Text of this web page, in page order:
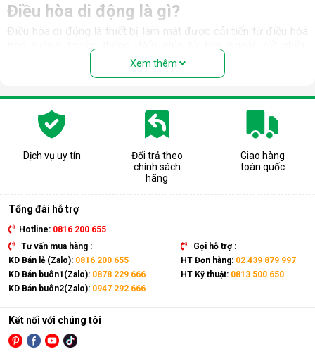
Điều hòa di động là gì?
Điều hòa di động là thiết bị làm mát được cải tiến từ điều hòa
người nhầm tưởng rằng thiết bị này là quạt hơi nước. Nhưng
thực chất, đây là một chiếc điều hòa “chính hiệu” với đầy đủ
gas, bảng điều khiển,... giống như một chiếc điều hòa thông
thường.
Có thể coi điều hòa di động là phiên bản thu nhỏ của điều hòa
tủ đứng nhưng với thiết kế cục nóng và cục lạnh trên cùng 1
thiết bị. Sản phẩm có kích thước gọn nhẹ, kết hợp cùng bánh
xe và tay cầm nên có thể dễ dàng di chuyển tới mọi vị trí trong
Xem thêm
Dịch vụ uy tín
Đổi trả theo
chính sách
hãng
Giao hàng
toàn quốc
Tổng đài hỗ trợ
Hotline: 0816 200 655
Tư vấn mua hàng :
KD Bán lẻ (Zalo): 0816 200 655
KD Bán buôn1(Zalo): 0878 229 666
KD Bán buôn2(Zalo): 0947 292 666
Gọi hỗ trợ :
HT Đơn hàng: 02 439 879 997
HT Kỹ thuật: 0813 500 650
Kết nối với chúng tôi